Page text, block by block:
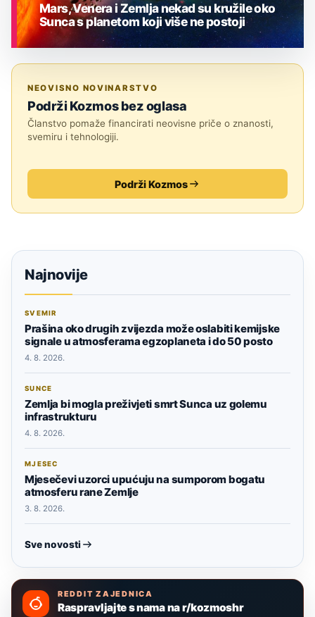
Mars, Venera i Zemlja nekad su kružile oko
Sunca s planetom koji više ne postoji
NEOVISNO NOVINARSTVO
Podrži Kozmos bez oglasa
Članstvo pomaže financirati neovisne priče o znanosti,
svemiru i tehnologiji.
Podrži Kozmos
Najnovije
SVEMIR
Prašina oko drugih zvijezda može oslabiti kemijske
signale u atmosferama egzoplaneta i do 50 posto
4. 8. 2026.
SUNCE
Zemlja bi mogla preživjeti smrt Sunca uz golemu
infrastrukturu
4. 8. 2026.
MJESEC
Mjesečevi uzorci upućuju na sumporom bogatu
atmosferu rane Zemlje
3. 8. 2026.
Sve novosti
REDDIT ZAJEDNICA
Raspravljajte s nama na r/kozmoshr